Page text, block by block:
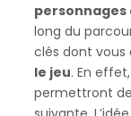
personnages
long du
clés dont vous
le jeu. En
permettront